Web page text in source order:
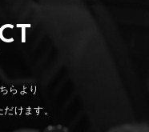
らより
けます。